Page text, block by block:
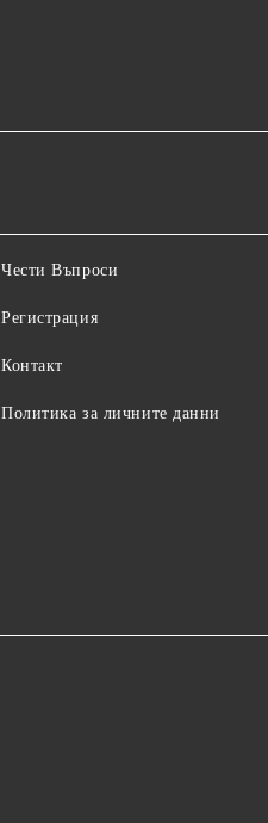
Чести Въпроси
Регистрация
Контакт
Политика за личните данни